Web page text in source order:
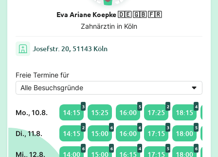
Eva Ariane Koepke 🇩🇪 🇬🇧 🇫🇷
Zahnärztin in Köln
Josefstr. 20, 51143 Köln
Freie Termine für
Mo., 10.8. 14:15
3
15:25 16:00
5
17:25
2
18:15
4
Di., 11.8. 14:15
2
15:00
6
16:00
6
17:15
3
18:00
5
Mi., 12.8. 14:00
6
15:00
6
16:15
4
17:15
5
18:00
6